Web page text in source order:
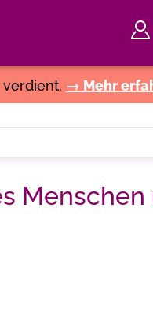
→ Mehr
Menschen